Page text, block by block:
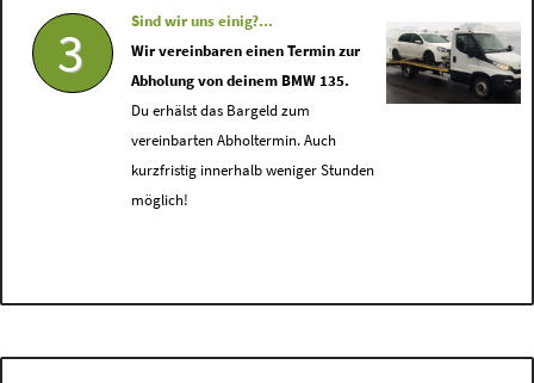
3
Sind wir uns einig?...
Wir vereinbaren einen Termin zur
Abholung von deinem BMW 135.
Du erhälst das Bargeld zum
vereinbarten Abholtermin. Auch
kurzfristig innerhalb weniger Stunden
möglich!